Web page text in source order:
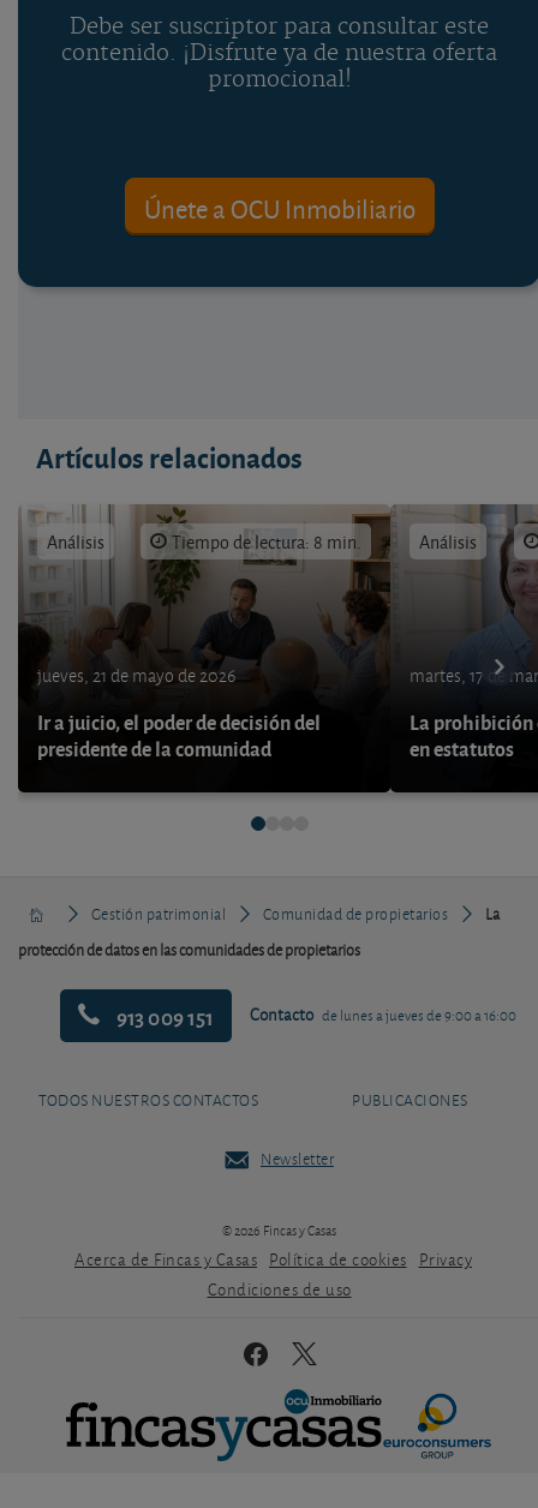
Debe ser suscriptor para consultar este
contenido. ¡Disfrute ya de nuestra oferta
promocional!
Únete a OCU Inmobiliario
Artículos relacionados
Análisis Tiempo de lectura: 8 min.
jueves, 21 de mayo de 2026
Ir a juicio, el poder de decisión del
presidente de la comunidad
Análisis
martes, 17 de
La
en estatutos
Gestión patrimonial Comunidad de propietarios
La
protección de datos en las comunidades de propietarios
913 009 151 Contacto de lunes a jueves de 9:00 a 16:00
TODOS NUESTROS CONTACTOS PUBLICACIONES
Newsletter
© 2026 Fincas y Casas
Acerca de Fincas y Casas Política de cookies
Privacy
Condiciones de uso